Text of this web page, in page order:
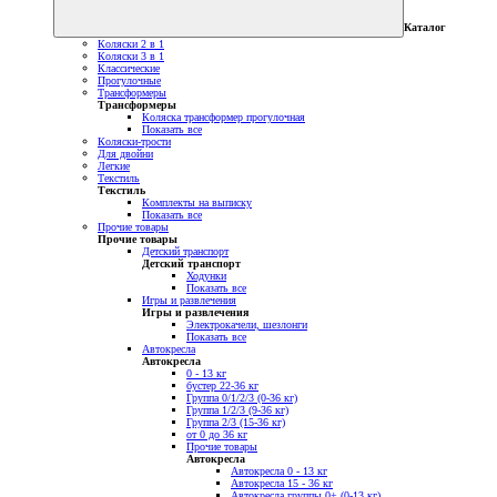
Каталог
Коляски 2 в 1
Коляски 3 в 1
Классические
Прогулочные
Трансформеры
Трансформеры
Коляска трансформер прогулочная
Показать все
Коляски-трости
Для двойни
Легкие
Текстиль
Текстиль
Комплекты на выписку
Показать все
Прочие товары
Прочие товары
Детский транспорт
Детский транспорт
Ходунки
Показать все
Игры и развлечения
Игры и развлечения
Электрокачели, шезлонги
Показать все
Автокресла
Автокресла
0 - 13 кг
бустер 22-36 кг
Группа 0/1/2/3 (0-36 кг)
Группа 1/2/3 (9-36 кг)
Группа 2/3 (15-36 кг)
от 0 до 36 кг
Прочие товары
Автокресла
Автокресла 0 - 13 кг
Автокресла 15 - 36 кг